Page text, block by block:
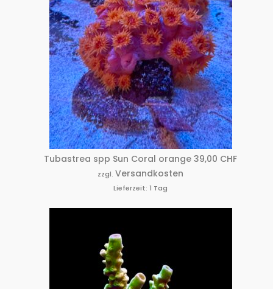
Tubastrea spp Sun Coral orange 39,00 CHF
zzgl.Versandkosten
Lieferzeit:1 Tag